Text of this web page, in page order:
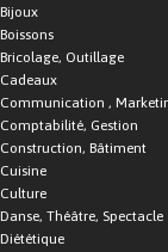
Bijoux
Boissons
Bricolage, Outillage
Cadeaux
Communication ,
Comptabilité, Gestion
Construction, Bâtiment
Cuisine
Culture
Danse, Théâtre, Spectacle
Diététique